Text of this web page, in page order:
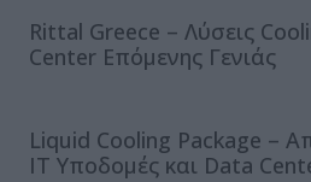
Rittal Greece – Λύσεις
Center Επόμενης Γενιάς
Liquid Cooling Package –
IT Υποδομές και Data